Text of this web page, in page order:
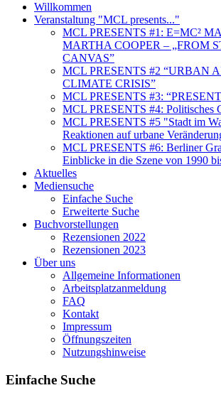
Willkommen
Veranstaltung "MCL presents..."
MCL PRESENTS #1: E=MC²
MARTHA COOPER – „FROM
CANVAS”
MCL PRESENTS #2 “URBAN
CLIMATE CRISIS”
MCL PRESENTS #3:
MCL PRESENTS #4: Politisches
MCL PRESENTS #5 "Stadt im
Reaktionen auf urbane
MCL PRESENTS #6: Berliner
Einblicke in die Szene von 1990
Aktuelles
Mediensuche
Einfache Suche
Erweiterte Suche
Buchvorstellungen
Rezensionen 2022
Rezensionen 2023
Über uns
Allgemeine Informationen
Arbeitsplatzanmeldung
FAQ
Kontakt
Impressum
Öffnungszeiten
Nutzungshinweise
Einfache Suche